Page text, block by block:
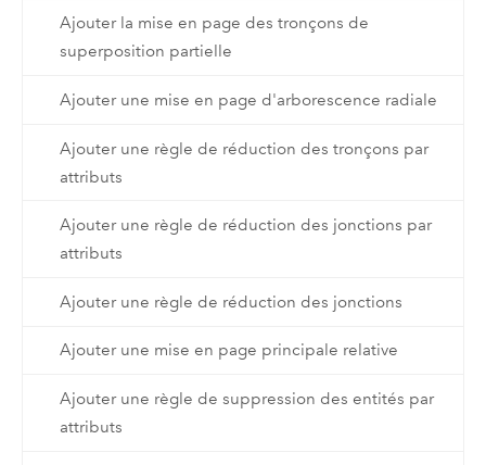
Ajouter la mise en page des tronçons de
superposition partielle
Ajouter une mise en page d'arborescence radiale
Ajouter une règle de réduction des tronçons par
attributs
Ajouter une règle de réduction des jonctions par
attributs
Ajouter une règle de réduction des jonctions
Ajouter une mise en page principale relative
Ajouter une règle de suppression des entités par
attributs